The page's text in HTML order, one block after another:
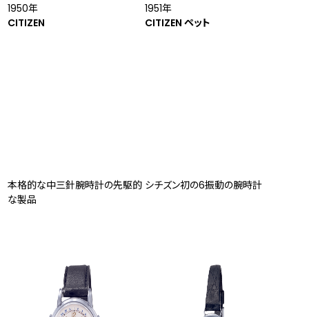
1950年
CITIZEN
本格的な中三針腕時計の先駆的
な製品
1951年
CITIZEN ペット
シチズン初の6振動の腕時計